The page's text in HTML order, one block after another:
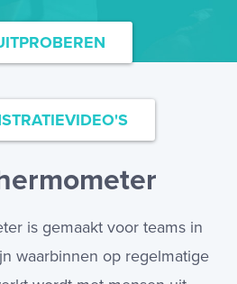
is gemaakt voor teams in
waarbinnen op regelmatige